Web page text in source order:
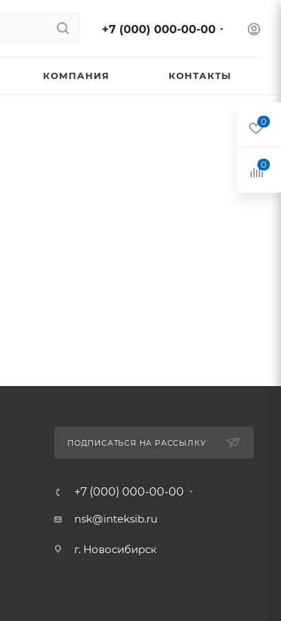
+7 (000) 000-00-00
КОМПАНИЯ КОНТАКТЫ
ПОДПИСАТЬСЯ НА РАССЫЛКУ
+7 (000) 000-00-00
nsk@inteksib.ru
г. Новосибирск
0
0